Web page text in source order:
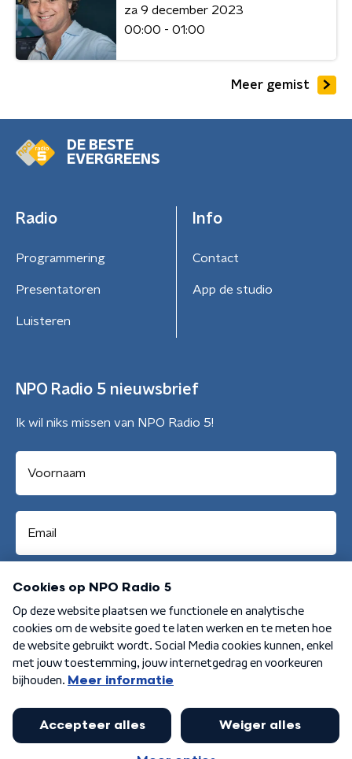
za 9 december 2023
00:00 - 01:00
Meer gemist
DE BESTE
EVERGREENS
Radio
Programmering
Presentatoren
Luisteren
Info
Contact
App de studio
NPO Radio 5 nieuwsbrief
Ik wil niks missen van NPO Radio 5!
Aanmelden
Algemene voorwaarden